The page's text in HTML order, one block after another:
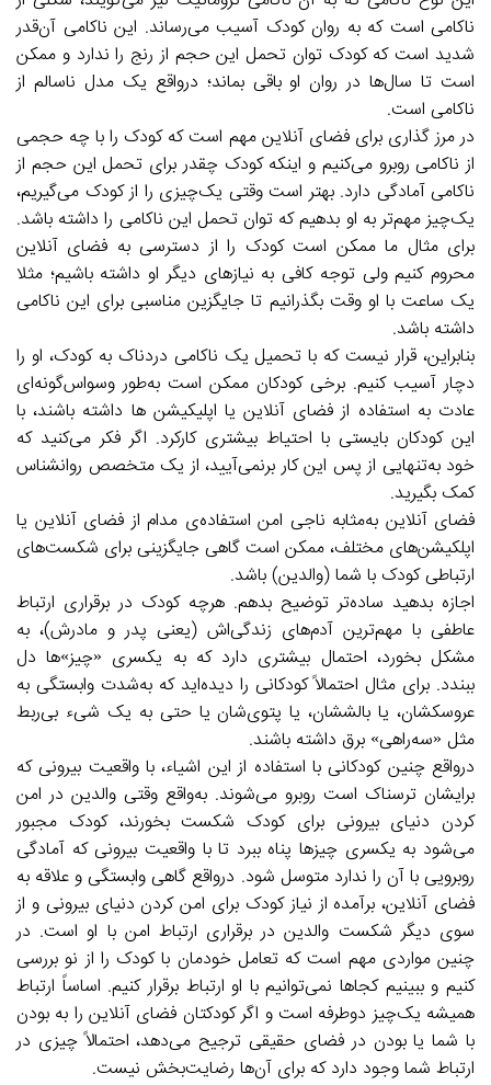
ناکامی است که به روان کودک آسیب می‌رساند. این ناکامی آن‌قدر
شدید است که کودک توان تحمل این حجم از رنج را ندارد و ممکن
است تا سال‌ها در روان او باقی بماند؛ درواقع یک مدل ناسالم از
ناکامی است.
در مرز گذاری برای فضای آنلاین مهم است که کودک را با چه حجمی
از ناکامی روبرو می‌کنیم و اینکه کودک چقدر برای تحمل این حجم از
ناکامی آمادگی دارد. بهتر است وقتی یک‌چیزی را از کودک می‌گیریم،
یک‌چیز مهم‌تر به او بدهیم که توان تحمل این ناکامی را داشته باشد.
برای مثال ما ممکن است کودک را از دسترسی به فضای آنلاین
محروم کنیم ولی توجه کافی به نیازهای دیگر او داشته باشیم؛ مثلا
یک ساعت با او وقت بگذرانیم تا جایگزین مناسبی برای این ناکامی
داشته باشد.
بنابراین، قرار نیست که با تحمیل یک ناکامی دردناک به کودک، او را
دچار آسیب کنیم. برخی کودکان ممکن است به‌طور وسواس‌گونه‌ای
عادت به استفاده از فضای آنلاین یا اپلیکیشن ها داشته باشند، با
این کودکان بایستی با احتیاط بیشتری کارکرد. اگر فکر می‌کنید که
خود به‌تنهایی از پس این کار برنمی‌آیید، از یک متخصص روانشناس
کمک بگیرید.
فضای آنلاین به‌مثابه ناجی امن استفاده‌ی مدام از فضای آنلاین یا
اپلکیشن‌های مختلف، ممکن است گاهی جایگزینی برای شکست‌های
ارتباطی کودک با شما (والدین) باشد.
اجازه بدهید ساده‌تر توضیح بدهم. هرچه کودک در برقراری ارتباط
عاطفی با مهم‌ترین آدم‌های زندگی‌اش (یعنی پدر و مادرش)، به
مشکل بخورد، احتمال بیشتری دارد که به یکسری «چیز»ها دل
ببندد. برای مثال احتمالاً کودکانی را دیده‌اید که به‌شدت وابستگی به
عروسکشان، یا بالششان، یا پتوی‌شان یا حتی به یک شی‌ء بی‌ربط
مثل «سه‌راهی» برق داشته باشند.
درواقع چنین کودکانی با استفاده از این اشیاء، با واقعیت بیرونی که
برایشان ترسناک است روبرو می‌شوند. به‌واقع وقتی والدین در امن
کردن دنیای بیرونی برای کودک شکست بخورند، کودک مجبور
می‌شود به یکسری چیزها پناه ببرد تا با واقعیت بیرونی که آمادگی
روبرویی با آن را ندارد متوسل شود. درواقع گاهی وابستگی و علاقه به
فضای آنلاین، برآمده از نیاز کودک برای امن کردن دنیای بیرونی و از
سوی دیگر شکست والدین در برقراری ارتباط امن با او است. در
چنین مواردی مهم است که تعامل خودمان با کودک را از نو بررسی
کنیم و ببینیم کجاها نمی‌توانیم با او ارتباط برقرار کنیم. اساساً ارتباط
همیشه یک‌چیز دوطرفه است و اگر کودکتان فضای آنلاین را به بودن
با شما یا بودن در فضای حقیقی ترجیح می‌دهد، احتمالاً چیزی در
ارتباط شما وجود دارد که برای آن‌ها رضایت‌بخش نیست.